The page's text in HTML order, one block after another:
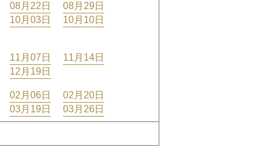
08月22日
08月29日
10月03日
10月10日
11月07日
11月14日
12月19日
02月06日
02月20日
03月19日 03月26日